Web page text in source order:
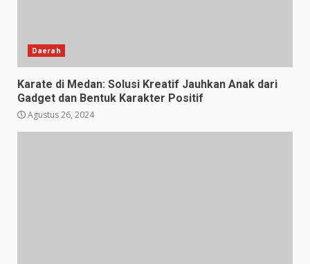
Daerah
Karate di Medan: Solusi Kreatif Jauhkan Anak dari
Gadget dan Bentuk Karakter Positif
Agustus 26, 2024